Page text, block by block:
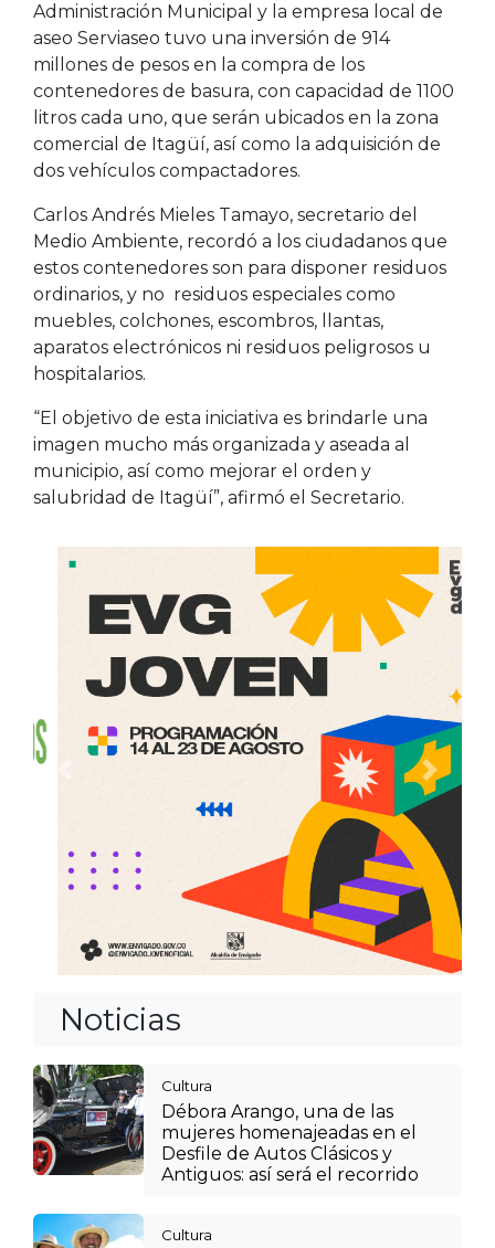
Administración Municipal y la empresa local de
aseo Serviaseo tuvo una inversión de 914
millones de pesos en la compra de los
contenedores de basura, con capacidad de 1100
litros cada uno, que serán ubicados en la zona
comercial de Itagüí, así como la adquisición de
dos vehículos compactadores.
Carlos Andrés Mieles Tamayo, secretario del
Medio Ambiente, recordó a los ciudadanos que
estos contenedores son para disponer residuos
ordinarios, y no residuos especiales como
muebles, colchones, escombros, llantas,
aparatos electrónicos ni residuos peligrosos u
hospitalarios.
“El objetivo de esta iniciativa es brindarle una
imagen mucho más organizada y aseada al
municipio, así como mejorar el orden y
salubridad de Itagüí”, afirmó el Secretario.
Noticias
Cultura
Débora Arango, una de las
mujeres homenajeadas en el
Desfile de Autos Clásicos y
Antiguos: así será el recorrido
Cultura